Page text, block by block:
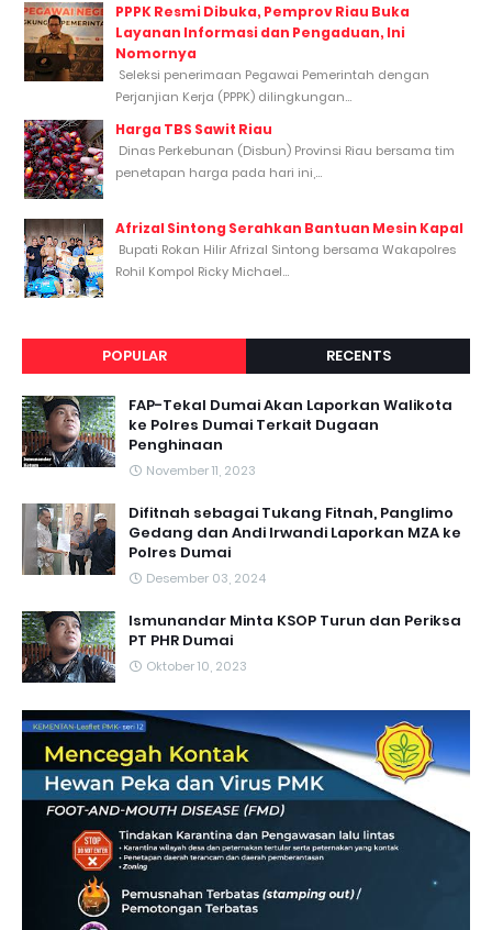
PPPK Resmi Dibuka, Pemprov Riau Buka
Layanan Informasi dan Pengaduan, Ini
Nomornya
Seleksi penerimaan Pegawai Pemerintah dengan
Perjanjian Kerja (PPPK) dilingkungan...
Harga TBS Sawit Riau
Dinas Perkebunan (Disbun) Provinsi Riau bersama tim
penetapan harga pada hari ini,...
Afrizal Sintong Serahkan Bantuan Mesin Kapal
Bupati Rokan Hilir Afrizal Sintong bersama Wakapolres
Rohil Kompol Ricky Michael...
POPULAR RECENTS
FAP-Tekal Dumai Akan Laporkan Walikota
ke Polres Dumai Terkait Dugaan
Penghinaan
November 11, 2023
Difitnah sebagai Tukang Fitnah, Panglimo
Gedang dan Andi Irwandi Laporkan MZA ke
Polres Dumai
Desember 03, 2024
Ismunandar Minta KSOP Turun dan Periksa
PT PHR Dumai
Oktober 10, 2023